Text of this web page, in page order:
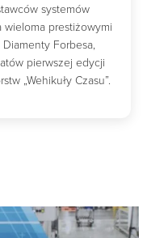
systemów
prestiżowymi
Forbesa,
pierwszej edycji
„Wehikuły Czasu”.